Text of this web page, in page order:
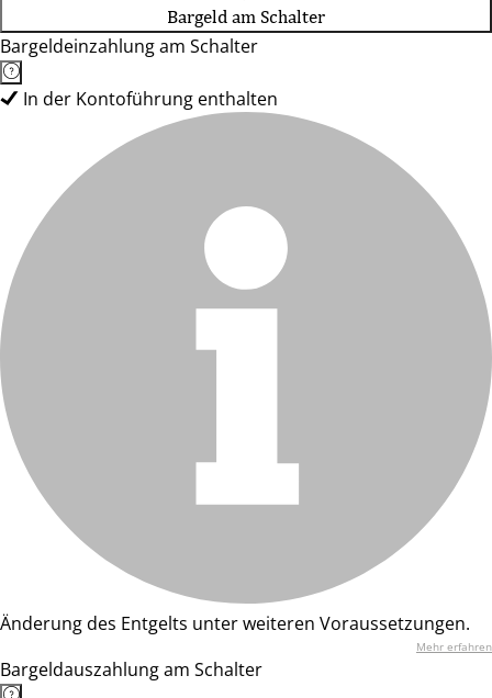
Bargeld am Schalter
Bargeldeinzahlung am Schalter
In der Kontoführung enthalten
Änderung des Entgelts unter weiteren Voraussetzungen.
Mehr erfahren
Bargeldauszahlung am Schalter